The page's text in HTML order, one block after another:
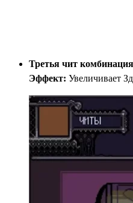
Третья чит
Эффект: Увеличивает